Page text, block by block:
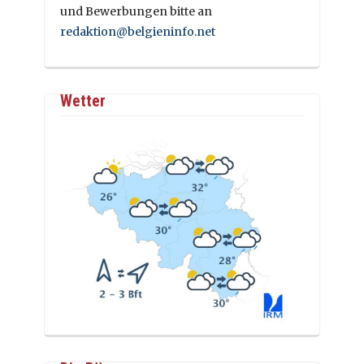
und Bewerbungen bitte an
redaktion@belgieninfo.net
Wetter